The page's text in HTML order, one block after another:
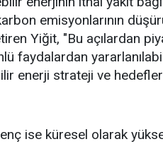
emisyonlarının
Yiğit, "Bu açılardan
faydalardan
enerji strateji ve
ise küresel olarak